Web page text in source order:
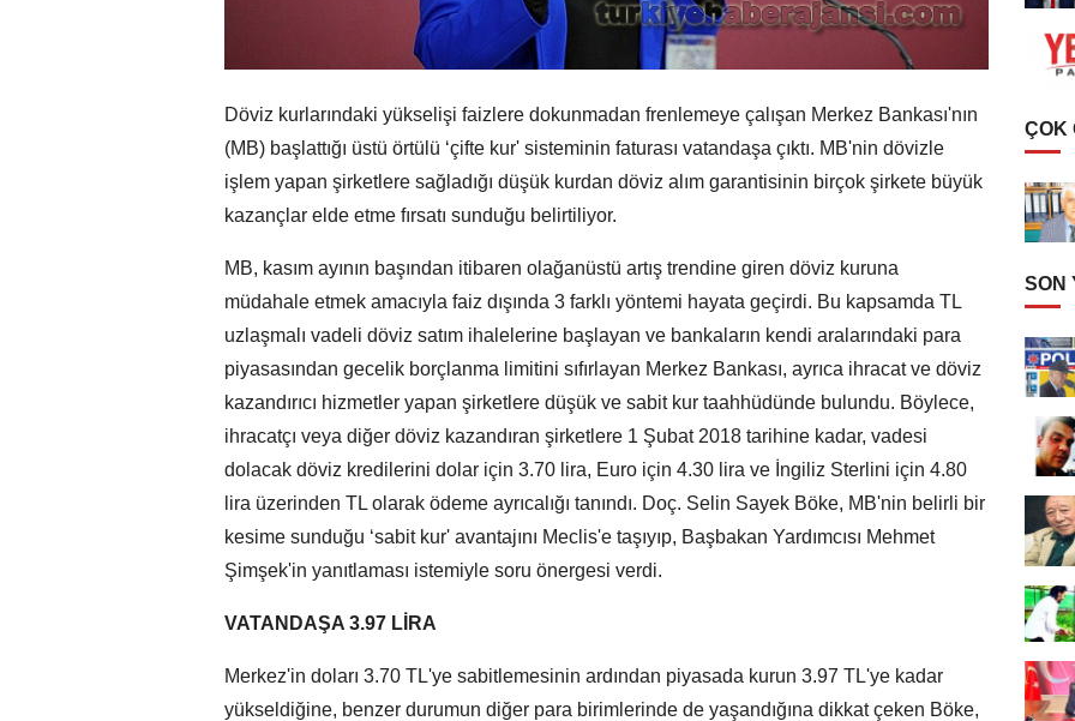
Döviz kurlarındaki yükselişi faizlere dokunmadan frenlemeye çalışan Merkez Bankası'nın
(MB) başlattığı üstü örtülü ‘çifte kur' sisteminin faturası vatandaşa çıktı. MB'nin dövizle
işlem yapan şirketlere sağladığı düşük kurdan döviz alım garantisinin birçok şirkete büyük
kazançlar elde etme fırsatı sunduğu belirtiliyor.
MB, kasım ayının başından itibaren olağanüstü artış trendine giren döviz kuruna
müdahale etmek amacıyla faiz dışında 3 farklı yöntemi hayata geçirdi. Bu kapsamda TL
uzlaşmalı vadeli döviz satım ihalelerine başlayan ve bankaların kendi aralarındaki para
piyasasından gecelik borçlanma limitini sıfırlayan Merkez Bankası, ayrıca ihracat ve döviz
kazandırıcı hizmetler yapan şirketlere düşük ve sabit kur taahhüdünde bulundu. Böylece,
ihracatçı veya diğer döviz kazandıran şirketlere 1 Şubat 2018 tarihine kadar, vadesi
dolacak döviz kredilerini dolar için 3.70 lira, Euro için 4.30 lira ve İngiliz Sterlini için 4.80
lira üzerinden TL olarak ödeme ayrıcalığı tanındı. Doç. Selin Sayek Böke, MB'nin belirli bir
kesime sunduğu ‘sabit kur' avantajını Meclis'e taşıyıp, Başbakan Yardımcısı Mehmet
Şimşek'in yanıtlaması istemiyle soru önergesi verdi.
VATANDAŞA 3.97 LİRA
Merkez'in doları 3.70 TL'ye sabitlemesinin ardından piyasada kurun 3.97 TL'ye kadar
yükseldiğine, benzer durumun diğer para birimlerinde de yaşandığına dikkat çeken Böke,
ÇOK
SON